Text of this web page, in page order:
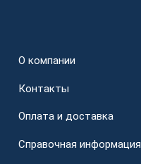
О компании
Контакты
Оплата и доставка
Справочная информация